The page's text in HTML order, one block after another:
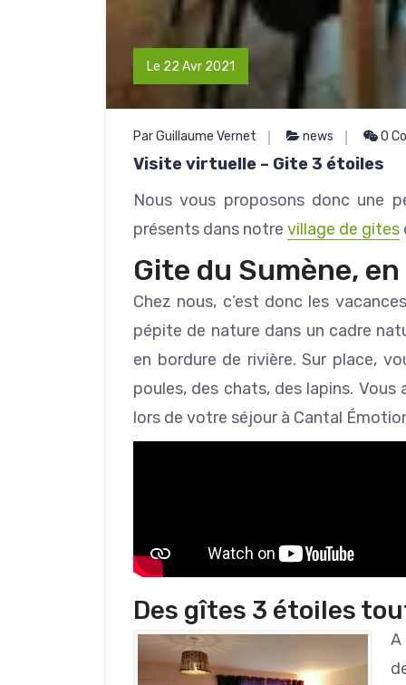
Le 22 Avr 2021
Par Guillaume Vernet news 0
Visite virtuelle – Gite 3 étoiles
Nous vous proposons donc une
présents dans notre village de gites
Gite du Sumène,
Chez nous, c’est donc les
pépite de nature dans un cadre
en bordure de rivière. Sur place,
poules, des chats, des lapins.
lors de votre séjour à Cantal
Des gîtes 3 étoiles
A